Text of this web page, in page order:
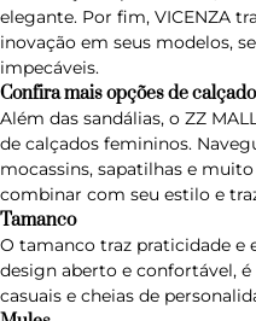
elegante. Por fim, VICENZA
inovação em seus modelos,
impecáveis.
Confira mais opções de
Além das sandálias, o ZZ
de calçados femininos.
mocassins, sapatilhas e
combinar com seu estilo e
Tamanco
O tamanco traz praticidade e
design aberto e confortável,
casuais e cheias de